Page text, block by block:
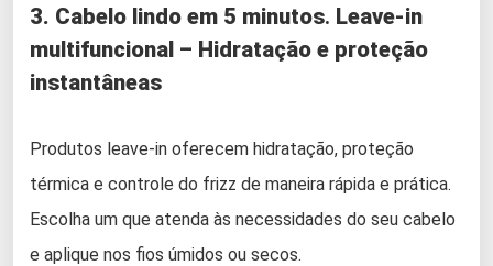
3. Cabelo lindo em 5 minutos. Leave-in
multifuncional – Hidratação e proteção
instantâneas
Produtos leave-in oferecem hidratação, proteção
térmica e controle do frizz de maneira rápida e prática.
Escolha um que atenda às necessidades do seu cabelo
e aplique nos fios úmidos ou secos.